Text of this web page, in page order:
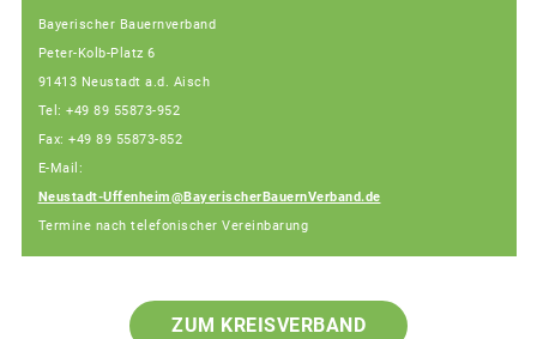
Bayerischer Bauernverband
Peter-Kolb-Platz 6
91413 Neustadt a.d. Aisch
Tel: +49 89 55873-952
Fax: +49 89 55873-852
E-Mail:
Neustadt-Uffenheim@BayerischerBauernVerband.de
Termine nach telefonischer Vereinbarung
ZUM KREISVERBAND